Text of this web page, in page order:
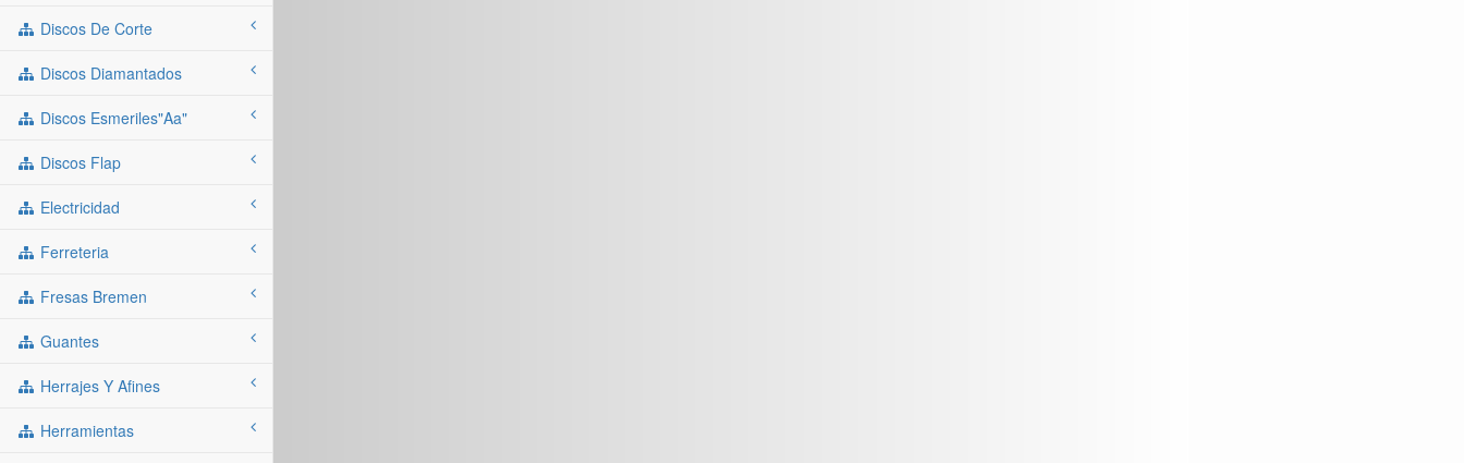
Discos De Corte
Discos Diamantados
Discos Esmeriles"aa"
Discos Flap
Electricidad
Ferreteria
Fresas Bremen
Guantes
Herrajes Y Afines
Herramientas